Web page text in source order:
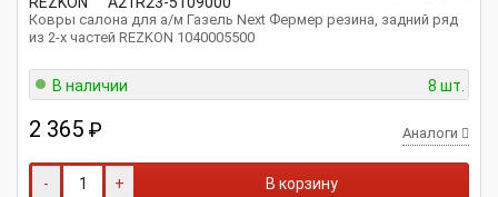
Ковры салона для а/м Газель Next Фермер резина, задний ряд
из 2-х частей REZKON 1040005500
В наличии 8 шт.
2 365 ₽ Аналоги
- + В корзину